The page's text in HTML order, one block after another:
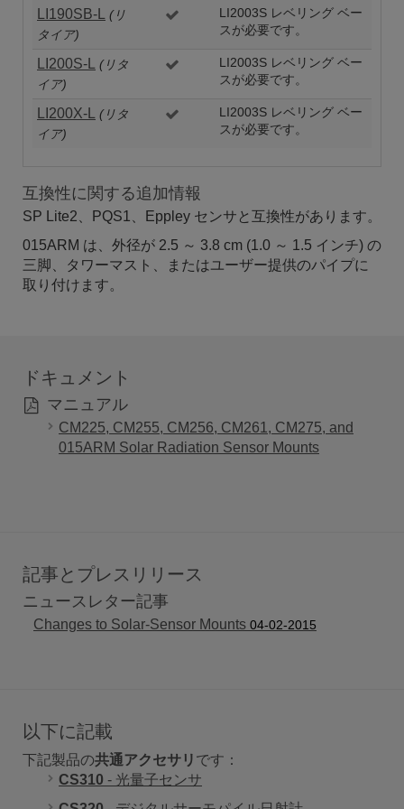
LI190SB-L
(リ
タイア)
LI2003S レベリング ベー
スが必要です。
LI200S-L
(リタ
イア)
LI2003S レベリング ベー
スが必要です。
LI200X-L
(リタ
イア)
LI2003S レベリング ベー
スが必要です。
互換性に関する追加情報
SP Lite2、PQS1、Eppley センサと互換性があります。
015ARM は、外径が 2.5 ～ 3.8 cm (1.0 ～ 1.5 インチ) の
三脚、タワーマスト、またはユーザー提供のパイプに
取り付けます。
ドキュメント
マニュアル
CM225, CM255, CM256, CM261, CM275, and
015ARM Solar Radiation Sensor Mounts
記事とプレスリリース
ニュースレター記事
Changes to Solar-Sensor Mounts 04-02-2015
以下に記載
下記製品の共通アクセサリ です：
CS310 - 光量子センサ